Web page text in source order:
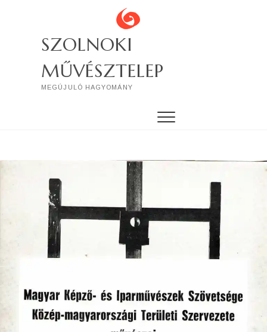
SZOLNOKI
MŰVÉSZTELEP
MEGÚJULÓ HAGYOMÁNY